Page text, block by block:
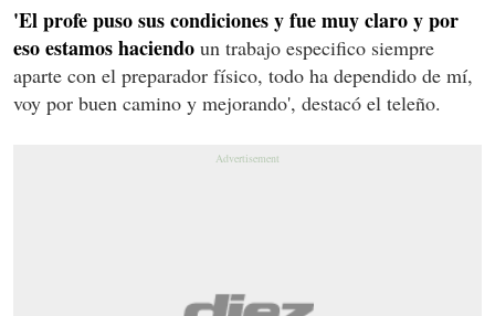
'El profe puso sus condiciones y fue muy claro y por
eso estamos haciendo un trabajo especifico siempre
aparte con el preparador físico, todo ha dependido de mí,
voy por buen camino y mejorando', destacó el teleño.